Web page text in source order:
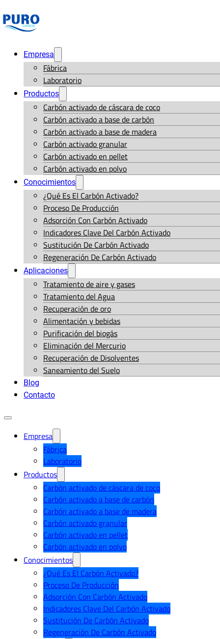
Empresa
Fábrica
Laboratorio
Productos
Carbón activado de cáscara de coco
Carbón activado a base de carbón
Carbón activado a base de madera
Carbón activado granular
Carbón activado en pellet
Carbón activado en polvo
Conocimientos
¿Qué Es El Carbón Activado?
Proceso De Producción
Adsorción Con Carbón Activado
Indicadores Clave Del Carbón Activado
Sustitución De Carbón Activado
Regeneración De Carbón Activado
Aplicaciones
Tratamiento de aire y gases
Tratamiento del Agua
Recuperación de oro
Alimentación y bebidas
Purificación del biogás
Eliminación del Mercurio
Recuperación de Disolventes
Saneamiento del Suelo
Blog
Contacto
Empresa
Fábrica
Laboratorio
Productos
Carbón activado de cáscara de coco
Carbón activado a base de carbón
Carbón activado a base de madera
Carbón activado granular
Carbón activado en pellet
Carbón activado en polvo
Conocimientos
¿Qué Es El Carbón Activado?
Proceso De Producción
Adsorción Con Carbón Activado
Indicadores Clave Del Carbón Activado
Sustitución De Carbón Activado
Regeneración De Carbón Activado